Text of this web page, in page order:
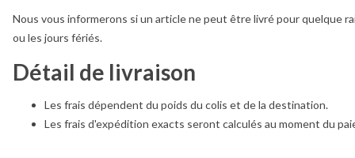
Nous vous informerons si un article ne peut être livré pour quelque
ou les jours fériés.
Détail de livraison
Les frais dépendent du poids du colis et de la destination.
Les frais d'expédition exacts seront calculés au moment du